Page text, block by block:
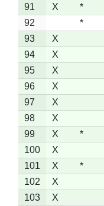
91
X *
92
*
93
X
94
X
95
X
96
X
97
X
98
X
99
X *
100
X
101
X *
102
X
103
X